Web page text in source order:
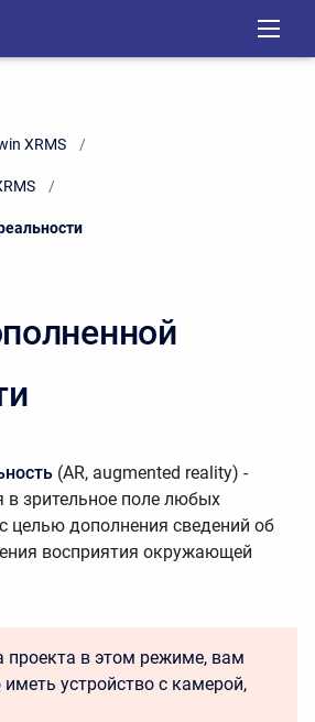
XRMS
(AR, augmented reality) -
в зрительное поле любых
целью дополнения сведений об
восприятия окружающей
проекта в этом режиме, вам
устройство с камерой,